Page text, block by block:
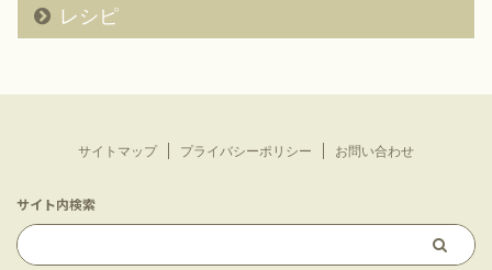
レシピ
サイトマップ プライバシーポリシー お問い合わせ
サイト内検索